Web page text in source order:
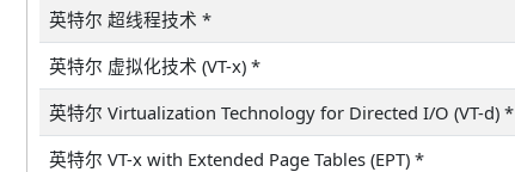
英特尔 超线程技术 *
英特尔 虚拟化技术 (VT-x) *
英特尔 Virtualization Technology for Directed I/O (VT-d) *
英特尔 VT-x with Extended Page Tables (EPT) *